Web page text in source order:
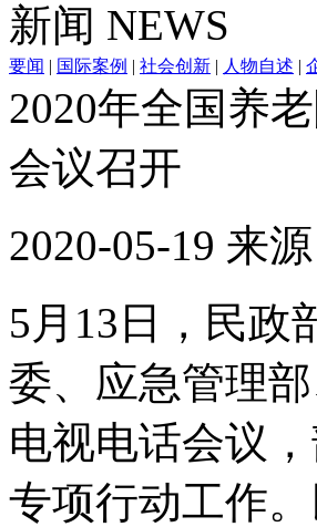
新闻 NEWS
要闻 | 国际案例 | 社会创新 | 人物自述 |
2020年全国养
会议召开
2020-05-19 来
5月13日，民政
委、应急管理
电视电话会议
专项行动工作